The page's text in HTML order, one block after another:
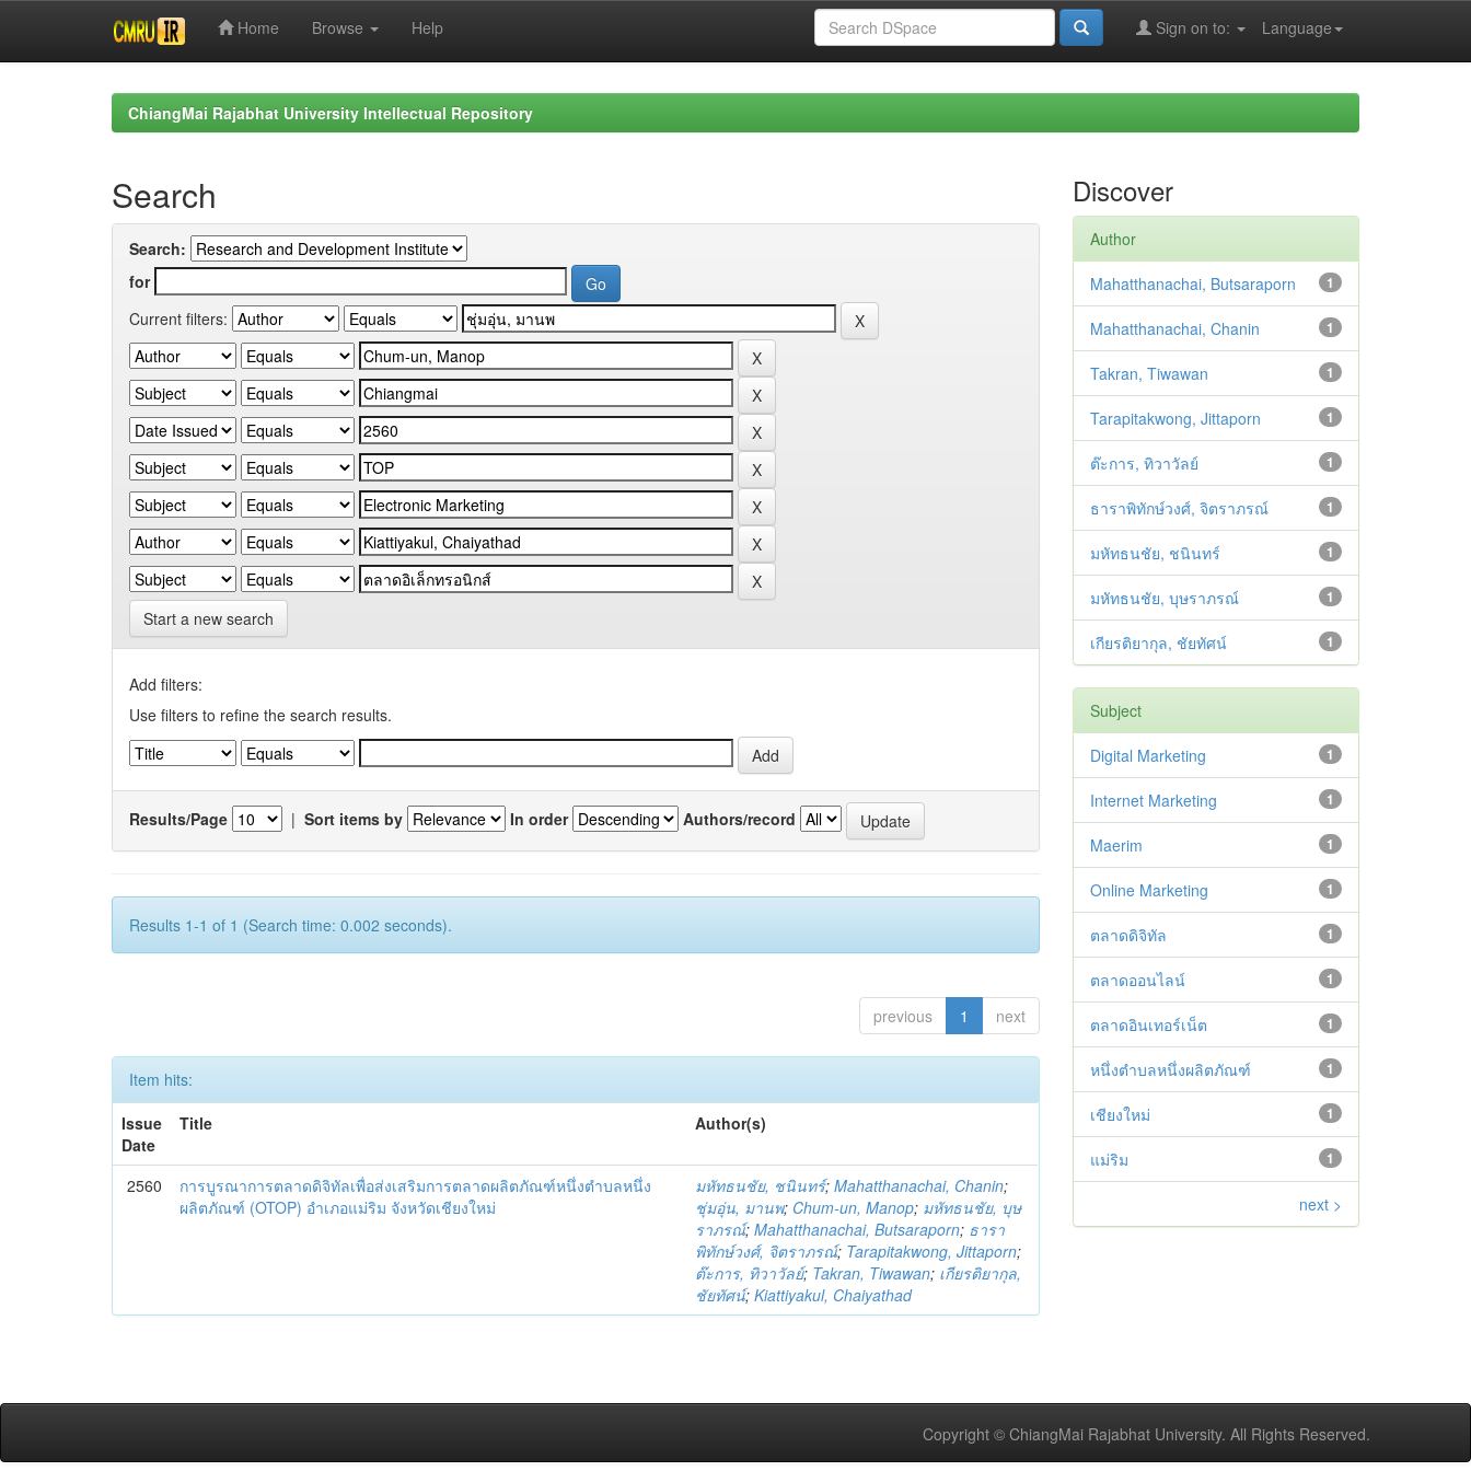
Home Browse Help Language
Sign on to:
ChiangMai Rajabhat University Intellectual Repository
Search
Search:
for
Current filters:
Start a new search
Add filters:
Use filters to refine the search results.
Results/Page | Sort items by In order Authors/record
Results 1-1 of 1 (Search time: 0.002 seconds).
previous 1 next
Item hits:
Issue
Date
Title Author(s)
2560
การบูรณาการตลาดดิจิทัลเพื่อส่งเสริมการตลาดผลิตภัณฑ์หนึ่งตำบลหนึ่ง
ผลิตภัณฑ์ (OTOP) อำเภอแม่ริม จังหวัดเชียงใหม่
มหัทธนชัย, ชนินทร์;Mahatthanachai, Chanin;
ชุ่มอุ่น, มานพ; Chum-un, Manop; มหัทธนชัย, บุษ
ราภรณ์;Mahatthanachai, Butsaraporn; ธารา
พิทักษ์วงศ์, จิตราภรณ์; Tarapitakwong, Jittaporn;
ต๊ะการ, ทิวาวัลย์; Takran, Tiwawan; เกียรติยากุล,
ชัยทัศน์;Kiattiyakul, Chaiyathad
Discover
Author
1
Mahatthanachai, Butsaraporn
1
Mahatthanachai, Chanin
1
Takran, Tiwawan
1
Tarapitakwong, Jittaporn
1
ต๊ะการ, ทิวาวัลย์
1
ธาราพิทักษ์วงศ์, จิตราภรณ์
1
มหัทธนชัย, ชนินทร์
1
มหัทธนชัย, บุษราภรณ์
1
เกียรติยากุล, ชัยทัศน์
Subject
1
Digital Marketing
1
Internet Marketing
1
Maerim
1
Online Marketing
1
ตลาดดิจิทัล
1
ตลาดออนไลน์
1
ตลาดอินเทอร์เน็ต
1
หนึ่งตำบลหนึ่งผลิตภัณฑ์
1
เชียงใหม่
1
แม่ริม
next >
Copyright © ChiangMai Rajabhat University. All Rights Reserved.